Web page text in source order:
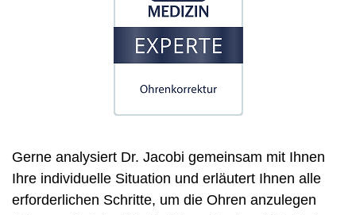
Gerne analysiert Dr. Jacobi gemeinsam mit Ihnen
Ihre individuelle Situation und erläutert Ihnen alle
erforderlichen Schritte, um die Ohren anzulegen